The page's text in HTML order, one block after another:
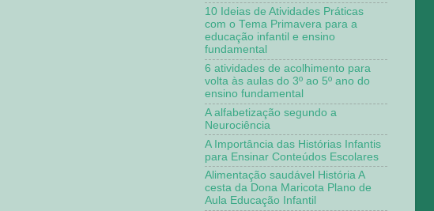
10 Ideias de Atividades Práticas
com o Tema Primavera para a
educação infantil e ensino
fundamental
6 atividades de acolhimento para
volta às aulas do 3º ao 5º ano do
ensino fundamental
A alfabetização segundo a
Neurociência
A Importância das Histórias Infantis
para Ensinar Conteúdos Escolares
Alimentação saudável História A
cesta da Dona Maricota Plano de
Aula Educação Infantil